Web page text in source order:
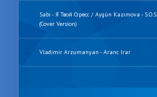
Sabi - Я Твой Стресс / Aygün Kazımova - S.O.S
(Cover Version)
Vladimir Arzumanyan - Aranc Irar